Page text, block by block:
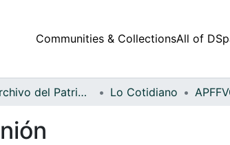
Communities & CollectionsAll of
Fondo Archivo del Patrimonio Fotográfico y Fílmico del Valle del Cauca Lo Cotidiano